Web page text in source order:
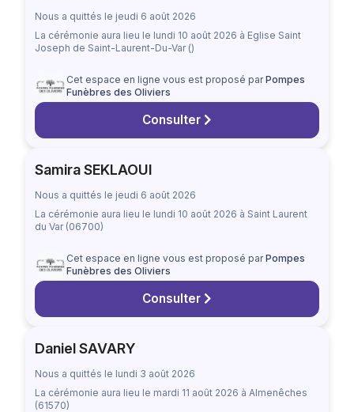
Nous a quittés le jeudi 6 août 2026
La cérémonie aura lieu le lundi 10 août 2026 à Eglise Saint
Joseph de Saint-Laurent-Du-Var ()
Cet espace en ligne vous est proposé parPompes
Funèbres des Oliviers
Consulter
Samira SEKLAOUI
Nous a quittés le jeudi 6 août 2026
La cérémonie aura lieu le lundi 10 août 2026 à Saint Laurent
du Var (06700)
Cet espace en ligne vous est proposé parPompes
Funèbres des Oliviers
Consulter
Daniel SAVARY
Nous a quittés le lundi 3 août 2026
La cérémonie aura lieu le mardi 11 août 2026 à Almenêches
(61570)